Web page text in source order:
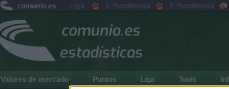
comunio.es Liga 1. Bundesliga 2. Bundesliga
comunio.es
estadísticas
Valores de mercado Puntos Liga Tools